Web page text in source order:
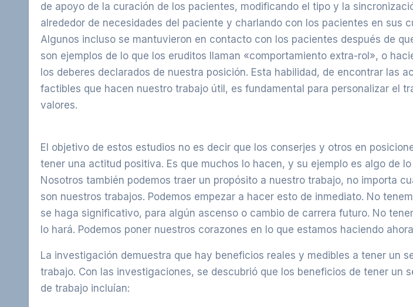
de apoyo de la curación de los pacientes, modificando el tipo y la
alrededor de necesidades del paciente y charlando con los pacientes en sus
Algunos incluso se mantuvieron en contacto con los pacientes después de
son ejemplos de lo que los eruditos llaman «comportamiento extra-rol», o
los deberes declarados de nuestra posición. Esta habilidad, de encontrar las
factibles que hacen nuestro trabajo útil, es fundamental para personalizar el
valores.
El objetivo de estos estudios no es decir que los conserjes y otros en
tener una actitud positiva. Es que muchos lo hacen, y su ejemplo es algo de
Nosotros también podemos traer un propósito a nuestro trabajo, no importa
son nuestros trabajos. Podemos empezar a hacer esto de inmediato. No
se haga significativo, para algún ascenso o cambio de carrera futuro. No
lo hará. Podemos poner nuestros corazones en lo que estamos haciendo
La investigación demuestra que hay beneficios reales y medibles a tener un
trabajo. Con las investigaciones, se descubrió que los beneficios de tener un
de trabajo incluían: